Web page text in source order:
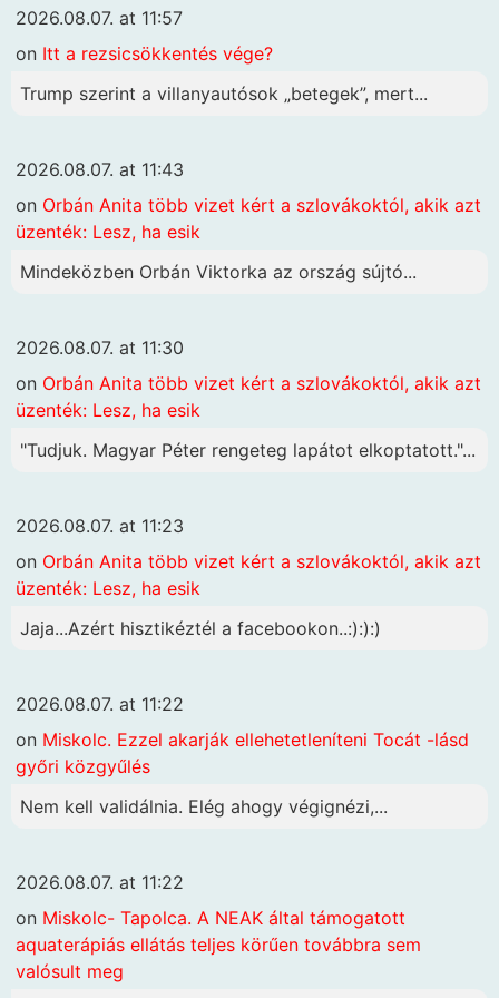
2026.08.07. at 11:57
on Itt a rezsicsökkentés vége?
Trump szerint a villanyautósok „betegek”, mert...
2026.08.07. at 11:43
on Orbán Anita több vizet kért a szlovákoktól, akik azt
üzenték: Lesz, ha esik
Mindeközben Orbán Viktorka az ország sújtó...
2026.08.07. at 11:30
on Orbán Anita több vizet kért a szlovákoktól, akik azt
üzenték: Lesz, ha esik
"Tudjuk. Magyar Péter rengeteg lapátot elkoptatott."...
2026.08.07. at 11:23
on Orbán Anita több vizet kért a szlovákoktól, akik azt
üzenték: Lesz, ha esik
Jaja...Azért hisztikéztél a facebookon..:):):)
2026.08.07. at 11:22
on Miskolc. Ezzel akarják ellehetetleníteni Tocát -lásd
győri közgyűlés
Nem kell validálnia. Elég ahogy végignézi,...
2026.08.07. at 11:22
on Miskolc- Tapolca. A NEAK által támogatott
aquaterápiás ellátás teljes körűen továbbra sem
valósult meg